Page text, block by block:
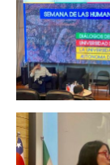
Zoom
Zoom